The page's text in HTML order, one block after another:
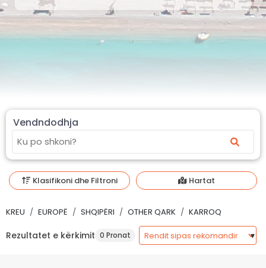
Vendndodhja
Klasifikoni dhe Filtroni Hartat
KREU EUROPË SHQIPËRI OTHER QARK KARROQ
Rezultatet e kërkimit 0 Pronat